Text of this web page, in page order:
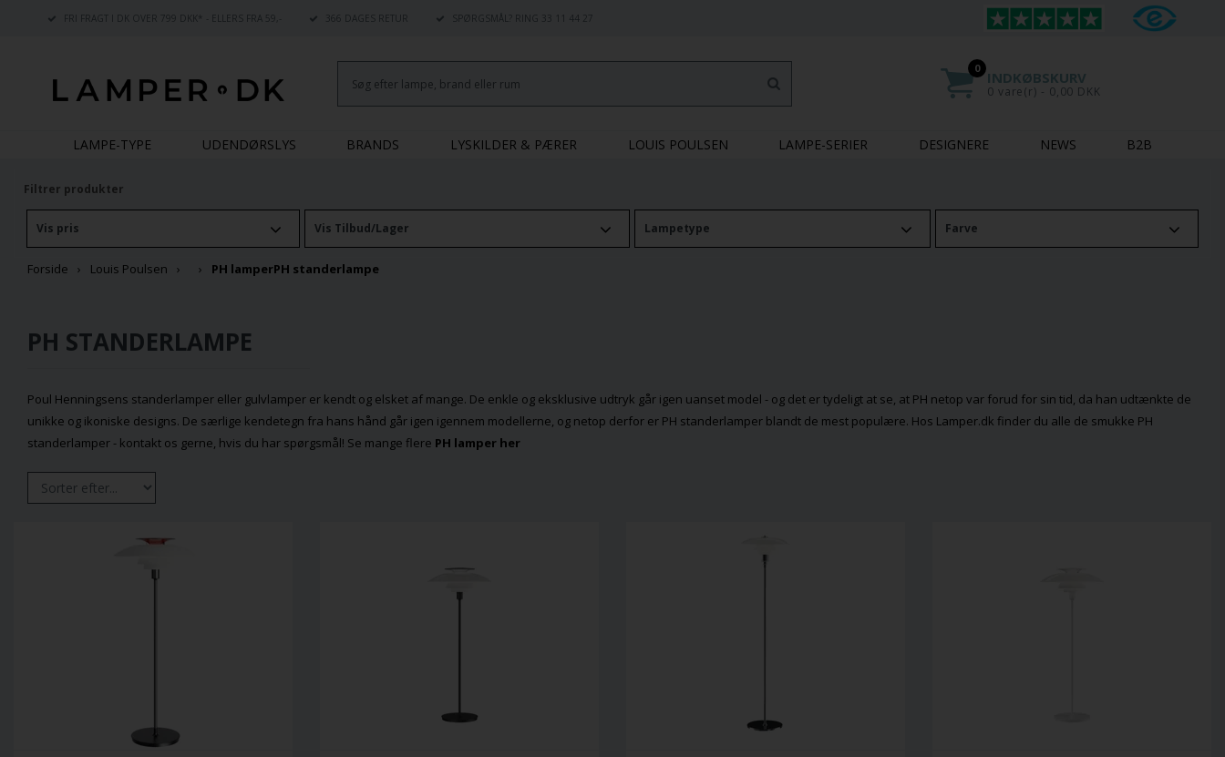
FRI FRAGT I DK OVER 799 DKK* - ELLERS FRA 59,- 366 DAGES RETUR SPØRGSMÅL? RING 33 11 44 27
0
INDKØBSKURV
0 vare(r) - 0,00 DKK
LAMPE-TYPE UDENDØRSLYS BRANDS LYSKILDER & PÆRER LOUIS POULSEN LAMPE-SERIER DESIGNERE NEWS B2B
Filtrer produkter
Vis pris Vis Tilbud/Lager Lampetype Farve
Forside Louis Poulsen PH lamperPH standerlampe
PH STANDERLAMPE
Poul Henningsens standerlamper eller gulvlamper er kendt og elsket af mange. De enkle og eksklusive udtryk går igen uanset model - og det er tydeligt at se, at PH netop var forud for sin tid, da han udtænkte de
unikke og ikoniske designs. De særlige kendetegn fra hans hånd går igen igennem modellerne, og netop derfor er PH standerlamper blandt de mest populære. Hos Lamper.dk finder du alle de smukke PH
standerlamper - kontakt os gerne, hvis du har spørgsmål! Se mange flere PH lamper her